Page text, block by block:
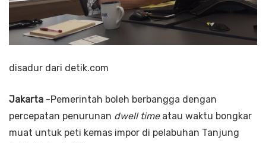
disadur dari detik.com
Jakarta -Pemerintah boleh berbangga dengan
percepatan penurunan dwell timeatau waktu bongkar
muat untuk peti kemas impor di pelabuhan Tanjung